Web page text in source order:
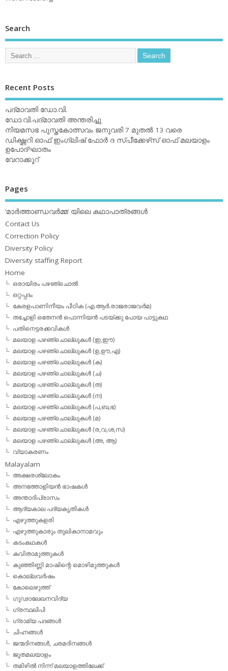
Search
Recent Posts
പദ്മാവതി ഡോ.വി.
ഡോ.വി.പദ്മാവതി അന്തരിച്ചു
നിയമസഭ പുസ്തകോത്സവം ജനുവരി 7 മുതല്‍ 13 വരെ
ഡിക്ഷ്ണറി ഓഫ് ഇംഗ്ലിഷ് ഫോര്‍ ദ സ്പീക്കേഴ്‌സ് ഓഫ് മലയാളം
ഉപോദ്ഘാതം
വേറാക്കൂറ്
Pages
‘മാര്‍ത്താണ്ഡവര്‍മ്മ’ യിലെ കഥാപാത്രങ്ങള്‍
Contact Us
Correction Policy
Diversity Policy
Diversity staffing Report
Home
ഒരായിരം പഴഞ്ചൊല്‍
ഒറ്റപ്പദം
കേരളപാണിനീയം പീഠിക (എ.ആര്‍.രാജരാജവര്‍മ)
തച്ചോളി ഒതേനൻ പൊന്നിയൻ പടയ്‌ക്കു പോയ പാട്ടുകഥ
പതിനെട്ടരക്കവികള്‍
മലയാള പഴഞ്ചൊല്ലുകള്‍ (ഇ,ഈ)
മലയാള പഴഞ്ചൊല്ലുകള്‍ (ഉ,ഊ,എ)
മലയാള പഴഞ്ചൊല്ലുകള്‍ (ക)
മലയാള പഴഞ്ചൊല്ലുകള്‍ (ച)
മലയാള പഴഞ്ചൊല്ലുകള്‍ (ത)
മലയാള പഴഞ്ചൊല്ലുകള്‍ (ന)
മലയാള പഴഞ്ചൊല്ലുകള്‍ (പ,ബ,ഭ)
മലയാള പഴഞ്ചൊല്ലുകള്‍ (മ)
മലയാള പഴഞ്ചൊല്ലുകള്‍ (ര,വ,ശ,സ)
മലയാള പഴഞ്ചൊല്ലുകൾ (അ, ആ)
വ്യാകരണം
Malayalam
അക്ഷരശ്ലോകം
അനത്തോളിയന്‍ ഭാഷകള്‍
അന്താദിപ്രാസം
ആദ്യകാല പദ്യകൃതികള്‍
എഴുത്തുകളരി
എഴുത്തുകാരും തൂലികാനാമവും
കടംകഥകള്‍
കവിതാമുത്തുകള്‍
കുഞ്ഞിണ്ണി മാഷിന്റെ മൊഴിമുത്തുകള്‍
കൊല്ലവര്‍ഷം
കോലെഴുത്ത്
ഗൂഢാലേഖനവിദ്യ
ഗ്രന്ഥലിപി
ഗ്രാമ്യ പദങ്ങള്‍
ചിഹ്നങ്ങള്‍
ജന്മദിനങ്ങള്‍, ചരമദിനങ്ങള്‍
ജൂതമലയാളം
തമിഴില്‍ നിന്ന് മലയാളത്തിലേക്ക്